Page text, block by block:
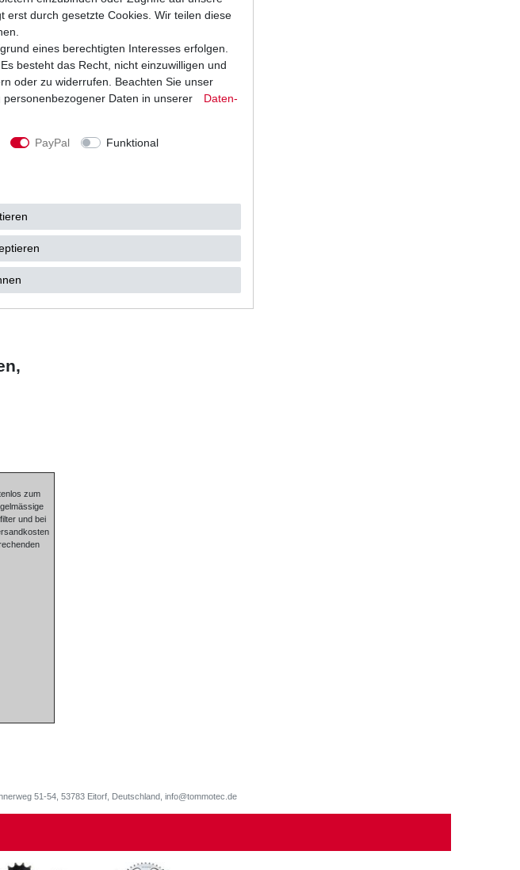
zum
und bei
51-54, 53783 Eitorf, Deutschland, info@tommotec.de
erst durch gesetzte Cookies. Wir teilen diese
eines berechtigten Interesses erfolgen.
besteht das Recht, nicht einzuwilligen und
oder zu widerrufen. Beachten Sie unser
Daten in unserer
Daten­
PayPal
Funktional